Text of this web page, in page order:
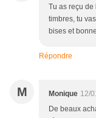
Tu as reçu
timbres, tu
bises et
Répondre
M Monique 12/
De beaux